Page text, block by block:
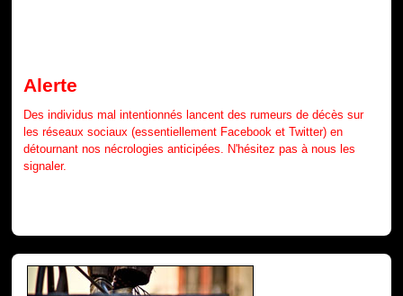
Alerte
Des individus mal intentionnés lancent des rumeurs de décès sur
les réseaux sociaux (essentiellement Facebook et Twitter) en
détournant nos nécrologies anticipées. N'hésitez pas à nous les
signaler.